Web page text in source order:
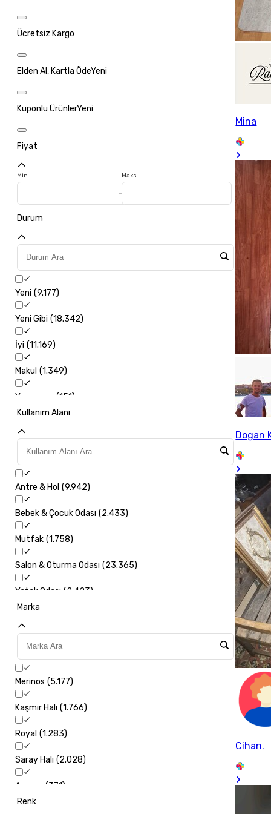
Ücretsiz Kargo
Elden Al, Kartla ÖdeYeni
Kuponlu ÜrünlerYeni
Fiyat
Min Maks
Durum
Yeni 9.177
Yeni Gibi 18.342
İyi 11.169
Makul 1.349
Yıpranmış
151
Kullanım Alanı
Antre & Hol 9.942
Bebek & Çocuk Odası 2.433
Mutfak 1.758
Salon & Oturma Odası 23.365
Yatak Odası 2.423
Marka
Merinos 5.177
Kaşmir Halı 1.766
Royal 1.283
Saray Halı 2.028
Angora 371
Renk
Mina
Dogan
Cihan.